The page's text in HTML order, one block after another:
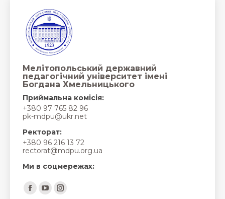
Мелітопольський державний
педагогічний університет імені
Богдана Хмельницького
Приймальна комісія:
+380 97 765 82 96
pk-mdpu@ukr.net
Ректорат:
+380 96 216 13 72
rectorat@mdpu.org.ua
Ми в соцмережах:
Find us on:
Facebook
YouTubeInstagram